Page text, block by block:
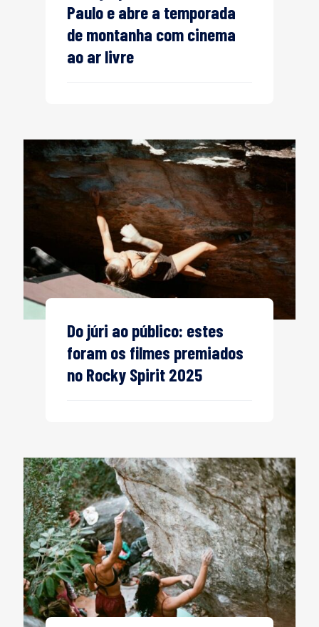
Paulo e abre a temporada
de montanha com cinema
ao ar livre
Do júri ao público: estes
foram os filmes premiados
no Rocky Spirit 2025